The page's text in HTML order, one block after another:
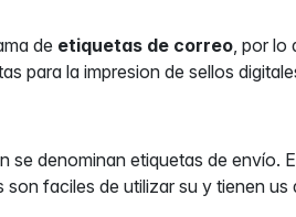
de etiquetas de correo , por
para la impresion de sellos
se denominan etiquetas de
son faciles de utilizar su y tienen